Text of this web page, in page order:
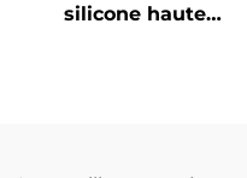
silicone haute
chauffe-eau SFB/SFC